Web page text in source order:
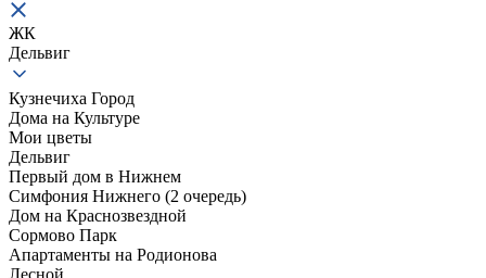
ЖК
Дельвиг
Кузнечиха Город
Дома на Культуре
Мои цветы
Дельвиг
Первый дом в Нижнем
Симфония Нижнего (2 очередь)
Дом на Краснозвездной
Сормово Парк
Апартаменты на Родионова
Лесной